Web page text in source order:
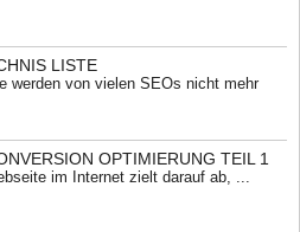
LISTE
werden von vielen SEOs nicht mehr
OPTIMIERUNG TEIL 1
im Internet zielt darauf ab, ...